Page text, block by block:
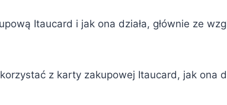
Itaucard i jak ona działa, głównie ze
z karty zakupowej Itaucard, jak ona